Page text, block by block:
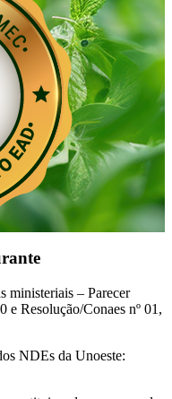
ministeriais – Parecer
Resolução/Conaes nº 01,
NDEs da Unoeste: